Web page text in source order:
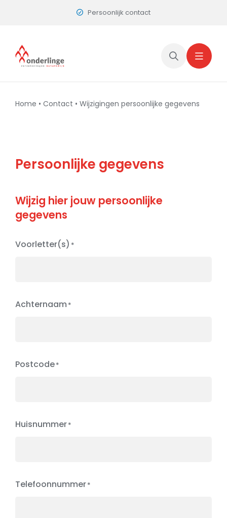
Persoonlijk contact
Home • Contact • Wijzigingen persoonlijke gegevens
Persoonlijke gegevens
Wijzig hier jouw persoonlijke
gegevens
Voorletter(s)
Achternaam
Postcode
Huisnummer
Telefoonnummer